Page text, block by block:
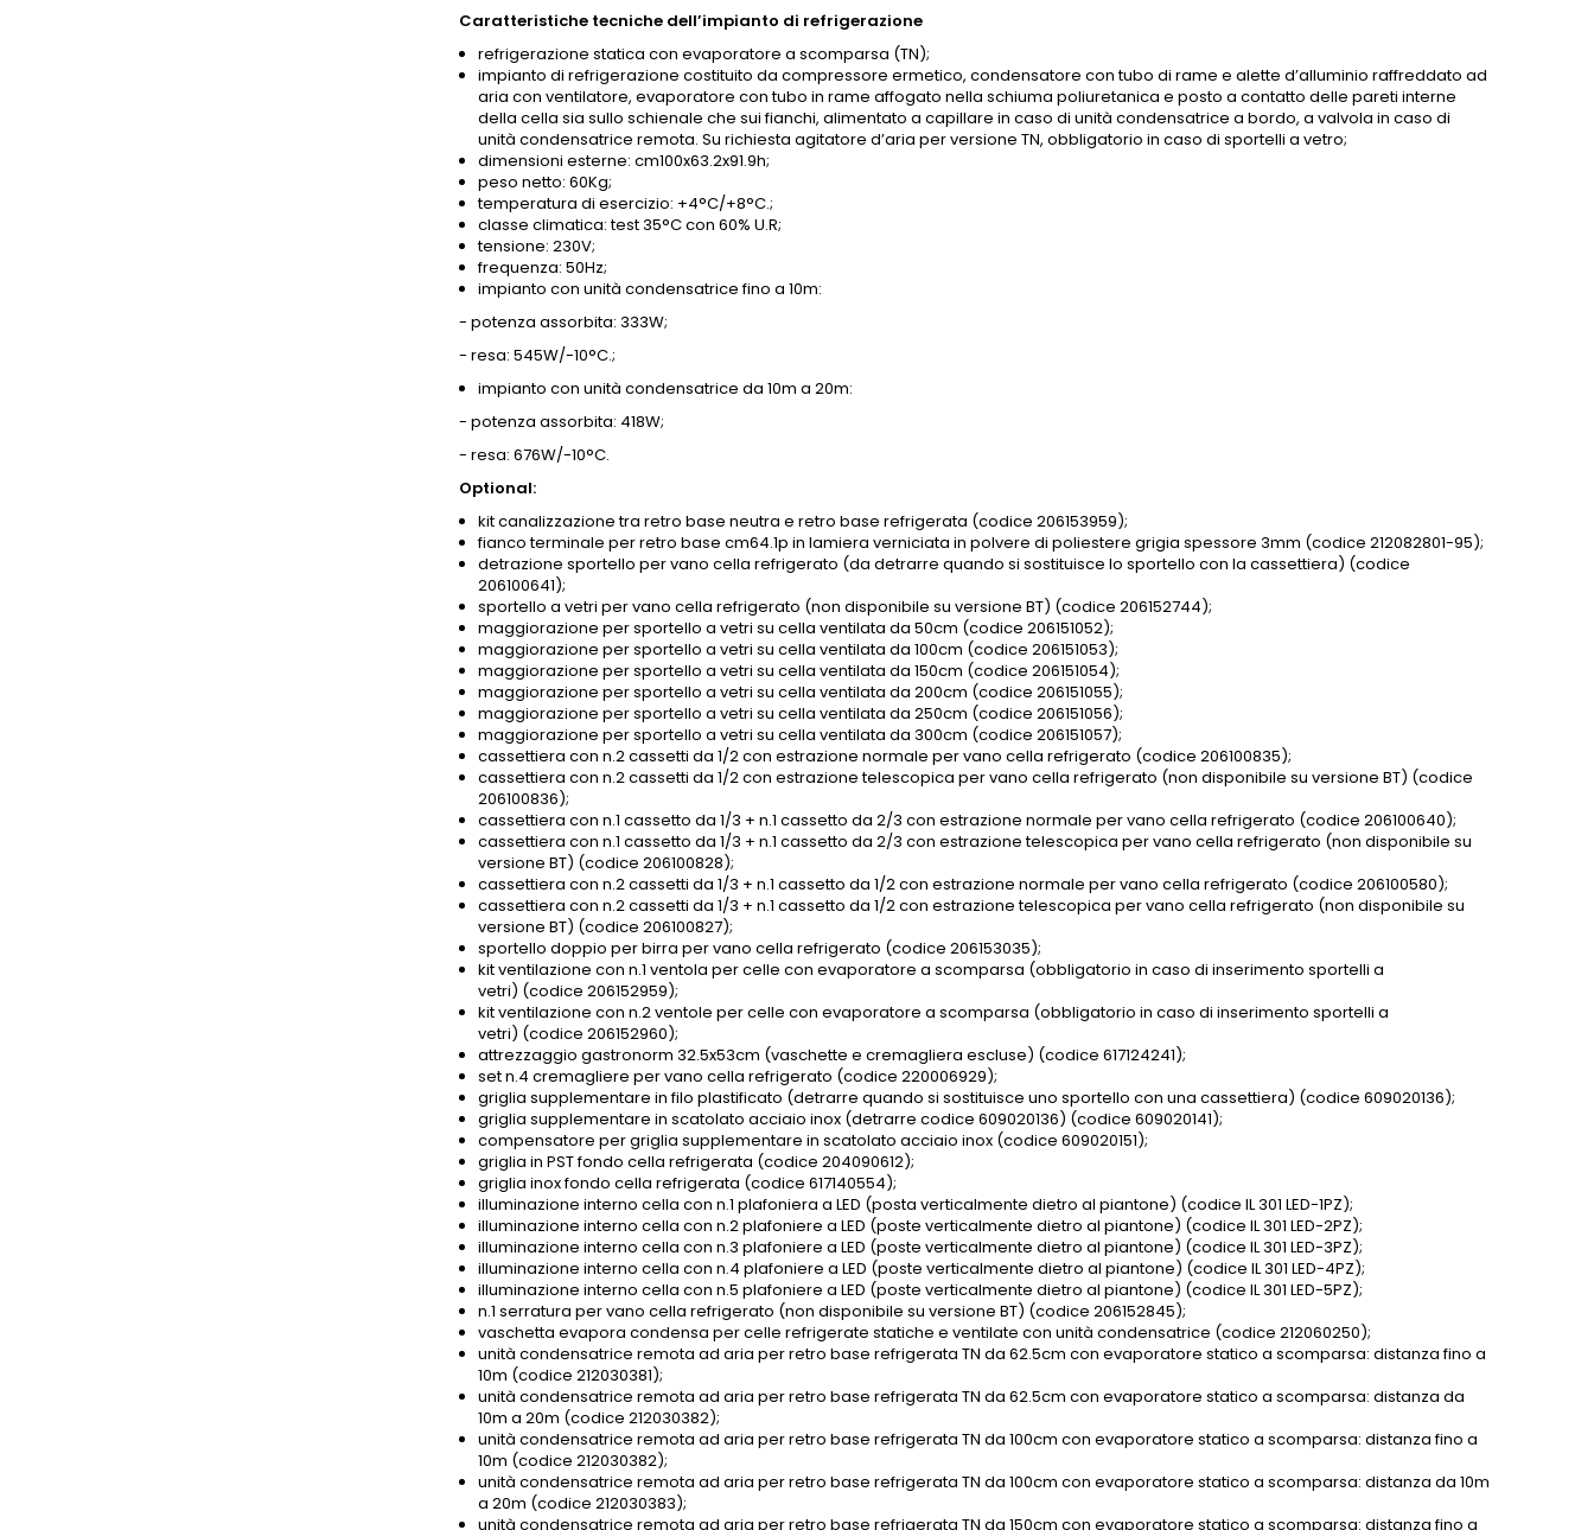
Caratteristiche tecniche dell’impianto di refrigerazione
refrigerazione statica con evaporatore a scomparsa (TN);
impianto di refrigerazione costituito da compressore ermetico, condensatore con tubo di rame e alette d’alluminio raffreddato ad
aria con ventilatore, evaporatore con tubo in rame affogato nella schiuma poliuretanica e posto a contatto delle pareti interne
della cella sia sullo schienale che sui fianchi, alimentato a capillare in caso di unità condensatrice a bordo, a valvola in caso di
unità condensatrice remota. Su richiesta agitatore d’aria per versione TN, obbligatorio in caso di sportelli a vetro;
dimensioni esterne: cm100x63.2x91.9h;
peso netto: 60Kg;
temperatura di esercizio: +4°C/+8°C.;
classe climatica: test 35°C con 60% U.R;
tensione: 230V;
frequenza: 50Hz;
impianto con unità condensatrice fino a 10m:
- potenza assorbita: 333W;
- resa: 545W/-10°C.;
impianto con unità condensatrice da 10m a 20m:
- potenza assorbita: 418W;
- resa: 676W/-10°C.
Optional:
kit canalizzazione tra retro base neutra e retro base refrigerata (codice 206153959);
fianco terminale per retro base cm64.1p in lamiera verniciata in polvere di poliestere grigia spessore 3mm (codice 212082801-95);
detrazione sportello per vano cella refrigerato (da detrarre quando si sostituisce lo sportello con la cassettiera) (codice
206100641);
sportello a vetri per vano cella refrigerato (non disponibile su versione BT) (codice 206152744);
maggiorazione per sportello a vetri su cella ventilata da 50cm (codice 206151052);
maggiorazione per sportello a vetri su cella ventilata da 100cm (codice 206151053);
maggiorazione per sportello a vetri su cella ventilata da 150cm (codice 206151054);
maggiorazione per sportello a vetri su cella ventilata da 200cm (codice 206151055);
maggiorazione per sportello a vetri su cella ventilata da 250cm (codice 206151056);
maggiorazione per sportello a vetri su cella ventilata da 300cm (codice 206151057);
cassettiera con n.2 cassetti da 1/2 con estrazione normale per vano cella refrigerato (codice 206100835);
cassettiera con n.2 cassetti da 1/2 con estrazione telescopica per vano cella refrigerato (non disponibile su versione BT) (codice
206100836);
cassettiera con n.1 cassetto da 1/3 + n.1 cassetto da 2/3 con estrazione normale per vano cella refrigerato (codice 206100640);
cassettiera con n.1 cassetto da 1/3 + n.1 cassetto da 2/3 con estrazione telescopica per vano cella refrigerato (non disponibile su
versione BT) (codice 206100828);
cassettiera con n.2 cassetti da 1/3 + n.1 cassetto da 1/2 con estrazione normale per vano cella refrigerato (codice 206100580);
cassettiera con n.2 cassetti da 1/3 + n.1 cassetto da 1/2 con estrazione telescopica per vano cella refrigerato (non disponibile su
versione BT) (codice 206100827);
sportello doppio per birra per vano cella refrigerato (codice 206153035);
kit ventilazione con n.1 ventola per celle con evaporatore a scomparsa (obbligatorio in caso di inserimento sportelli a
vetri) (codice 206152959);
kit ventilazione con n.2 ventole per celle con evaporatore a scomparsa (obbligatorio in caso di inserimento sportelli a
vetri) (codice 206152960);
attrezzaggio gastronorm 32.5x53cm (vaschette e cremagliera escluse) (codice 617124241);
set n.4 cremagliere per vano cella refrigerato (codice 220006929);
griglia supplementare in filo plastificato (detrarre quando si sostituisce uno sportello con una cassettiera) (codice 609020136);
griglia supplementare in scatolato acciaio inox (detrarre codice 609020136) (codice 609020141);
compensatore per griglia supplementare in scatolato acciaio inox (codice 609020151);
griglia in PST fondo cella refrigerata (codice 204090612);
griglia inox fondo cella refrigerata (codice 617140554);
illuminazione interno cella con n.1 plafoniera a LED (posta verticalmente dietro al piantone) (codice IL 301 LED-1PZ);
illuminazione interno cella con n.2 plafoniere a LED (poste verticalmente dietro al piantone) (codice IL 301 LED-2PZ);
illuminazione interno cella con n.3 plafoniere a LED (poste verticalmente dietro al piantone) (codice IL 301 LED-3PZ);
illuminazione interno cella con n.4 plafoniere a LED (poste verticalmente dietro al piantone) (codice IL 301 LED-4PZ);
illuminazione interno cella con n.5 plafoniere a LED (poste verticalmente dietro al piantone) (codice IL 301 LED-5PZ);
n.1 serratura per vano cella refrigerato (non disponibile su versione BT) (codice 206152845);
vaschetta evapora condensa per celle refrigerate statiche e ventilate con unità condensatrice (codice 212060250);
unità condensatrice remota ad aria per retro base refrigerata TN da 62.5cm con evaporatore statico a scomparsa: distanza fino a
10m (codice 212030381);
unità condensatrice remota ad aria per retro base refrigerata TN da 62.5cm con evaporatore statico a scomparsa: distanza da
10m a 20m (codice 212030382);
unità condensatrice remota ad aria per retro base refrigerata TN da 100cm con evaporatore statico a scomparsa: distanza fino a
10m (codice 212030382);
unità condensatrice remota ad aria per retro base refrigerata TN da 100cm con evaporatore statico a scomparsa: distanza da 10m
a 20m (codice 212030383);
unità condensatrice remota ad aria per retro base refrigerata TN da 150cm con evaporatore statico a scomparsa: distanza fino a